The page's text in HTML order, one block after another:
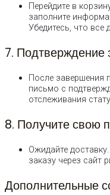
Перейдите в
заполните
Убедитесь, что все
7. Подтверждение
После завершения
письмо с
отслеживания
8. Получите свою
Ожидайте
заказу через сайт
Дополнительные